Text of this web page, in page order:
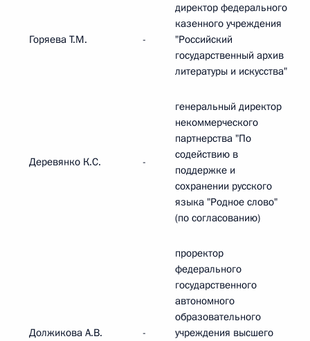
Горяева Т.М. -
директор федерального
казенного учреждения
"Российский
государственный архив
литературы и искусства"
Деревянко К.С. -
генеральный директор
некоммерческого
партнерства "По
содействию в
поддержке и
сохранении русского
языка "Родное слово"
(по согласованию)
Должикова А.В. -
проректор
федерального
государственного
автономного
образовательного
учреждения высшего